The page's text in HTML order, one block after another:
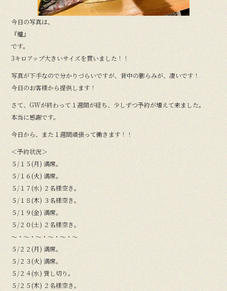
今日の写真は、
『鱸』
です。
3キロアップ大きいサイズを買いました！！
写真が下手なので分かりづらいですが、背中の膨らみが、凄いです！
今日のお客様から提供します！
さて、GWが終わって１週間が経ち、少しずつ予約が増えて来ました。
本当に感謝です。
今日から、また１週間頑張って働きます！！
＜予約状況＞
５/１５(月) 満席。
５/１６(火) 満席。
５/１７(水) ２名様空き。
５/１８(木) ３名様空き。
５/１９(金) 満席。
５/２０(土) ２名様空き。
〜・〜・〜・〜・〜・〜
５/２２(月) 満席。
５/２３(火) 満席。
５/２４(水) 貸し切り。
５/２５(木) ２名様空き。